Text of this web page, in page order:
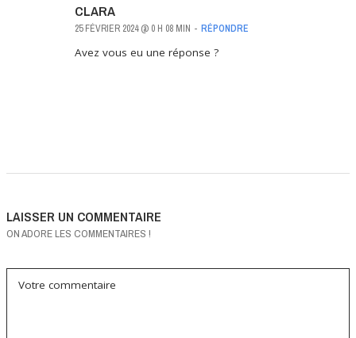
CLARA
25 FÉVRIER 2024 @ 0 H 08 MIN - RÉPONDRE
Avez vous eu une réponse ?
LAISSER UN COMMENTAIRE
ON ADORE LES COMMENTAIRES !
Votre commentaire